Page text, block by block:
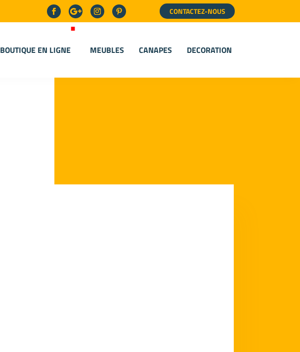
CONTACTEZ-NOUS
BOUTIQUE EN LIGNE MEUBLES CANAPES DECORATION